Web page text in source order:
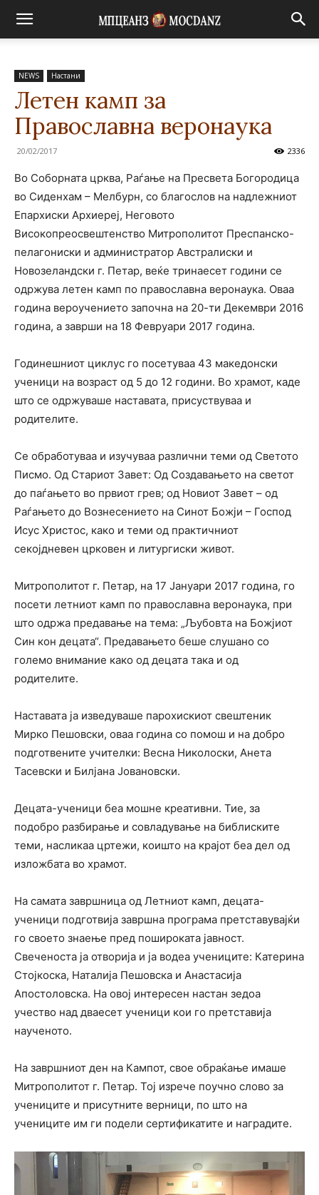
NEWS Настани
Летен камп за
Православна веронаука
20/02/2017 2336
Во Соборната црква, Раѓање на Пресвета Богородица
во Сиденхам – Мелбурн, со благослов на надлежниот
Епархиски Архиереј, Неговото
Високопреосвештенство Митрополитот Преспанско-
пелагониски и администратор Австралиски и
Новозеландски г. Петар, веќе тринаесет години се
одржува летен камп по православна веронаука. Оваа
година вероучението започна на 20-ти Декември 2016
година, а заврши на 18 Февруари 2017 година.
Годинешниот циклус го посетуваа 43 македонски
ученици на возраст од 5 до 12 години. Во храмот, каде
што се одржуваше наставата, присуствуваа и
родителите.
Се обработуваа и изучуваа различни теми од Светото
Писмо. Од Стариот Завет: Од Создавањето на светот
до паѓањето во првиот грев; од Новиот Завет – од
Раѓањето до Вознесението на Синот Божји – Господ
Исус Христос, како и теми од практичниот
секојдневен црковен и литургиски живот.
Митрополитот г. Петар, на 17 Јануари 2017 година, го
посети летниот камп по православна веронаука, при
што одржа предавање на тема: „Љубовта на Божјиот
Син кон децата“. Предавањето беше слушано со
големо внимание како од децата така и од
родителите.
Наставата ја изведуваше парохискиот свештеник
Мирко Пешовски, оваа година со помош и на добро
подготвените учителки: Весна Николоски, Анета
Тасевски и Билјана Јовановски.
Децата-ученици беа мошне креативни. Тие, за
подобро разбирање и совладување на библиските
теми, насликаа цртежи, коишто на крајот беа дел од
изложбата во храмот.
На самата завршница од Летниот камп, децата-
ученици подготвија завршна програма претставувајќи
го своето знаење пред пошироката јавност.
Свеченоста ја отворија и ја водеа учениците: Катерина
Стојкоска, Наталија Пешовска и Анастасија
Апостоловска. На овој интересен настан зедоа
учество над дваесет ученици кои го претставија
наученото.
На завршниот ден на Кампот, свое обраќање имаше
Митрополитот г. Петар. Тој изрече поучно слово за
учениците и присутните верници, по што на
учениците им ги подели сертификатите и наградите.